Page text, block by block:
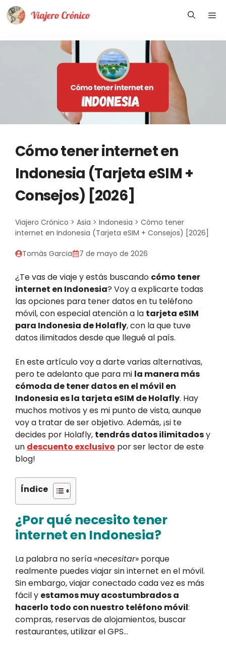
Saltar
Cómo tener internet en
Indonesia (Tarjeta eSIM +
Consejos) [2026]
Viajero Crónico > Asia > Indonesia > Cómo tener
internet en Indonesia (Tarjeta eSIM + Consejos) [2026]
Tomàs Garcia 7 de mayo de 2026
¿Te vas de viaje y estás buscando cómo tener
internet en Indonesia? Voy a explicarte todas
las opciones para tener datos en tu teléfono
móvil, con especial atención a la tarjeta eSIM
para Indonesia de Holafly, con la que tuve
datos ilimitados desde que llegué al país.
En este artículo voy a darte varias alternativas,
pero te adelanto que para mi la manera más
cómoda de tener datos en el móvil en
Indonesia es la tarjeta eSIM de Holafly. Hay
muchos motivos y es mi punto de vista, aunque
voy a tratar de ser objetivo. Además, ¡si te
decides por Holafly, tendrás datos ilimitadosy
un descuento exclusivo por ser lector de este
blog!
Índice
¿Por qué necesito tener
internet en Indonesia?
La palabra no sería «necesitar» porque
realmente puedes viajar sin internet en el móvil.
Sin embargo, viajar conectado cada vez es más
fácil y estamos muy acostumbrados a
hacerlo todo con nuestro teléfono móvil:
compras, reservas de alojamientos, buscar
restaurantes, utilizar el GPS…